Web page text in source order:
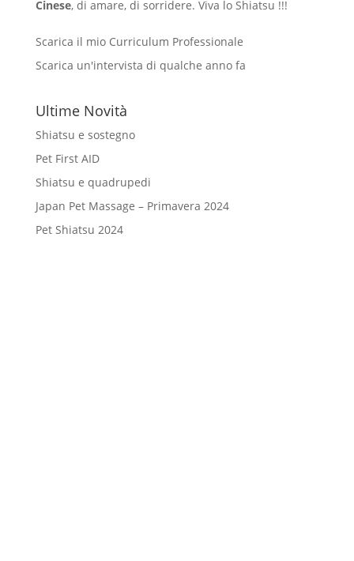
Cinese, di amare, di sorridere. Viva lo Shiatsu !!!
Scarica il mio Curriculum Professionale
Scarica un'intervista di qualche anno fa
Ultime Novità
Shiatsu e sostegno
Pet First AID
Shiatsu e quadrupedi
Japan Pet Massage – Primavera 2024
Pet Shiatsu 2024